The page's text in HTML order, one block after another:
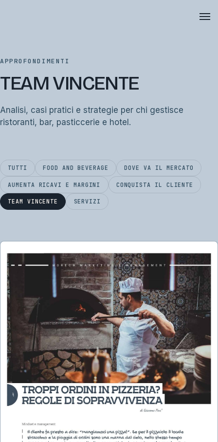
APPROFONDIMENTI
TEAM VINCENTE
Analisi, casi pratici e strategie per chi gestisce
ristoranti, bar, pasticcerie e hotel.
TUTTI FOOD AND BEVERAGE DOVE VA IL MERCATO
AUMENTA RICAVI E MARGINI CONQUISTA IL CLIENTE
TEAM VINCENTE SERVIZI